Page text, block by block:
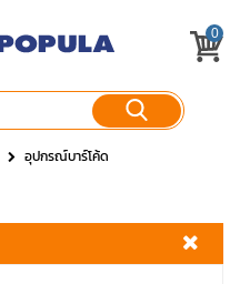
0
อุปกรณ์บาร์โค้ด